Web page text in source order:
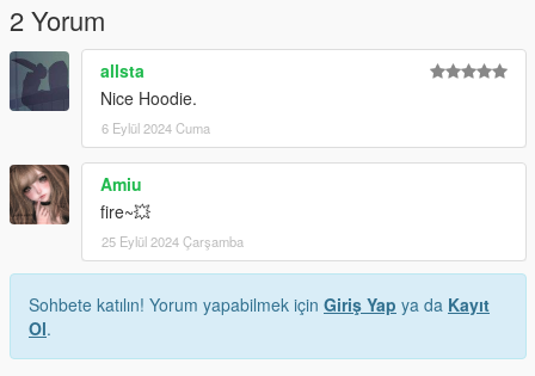
2 Yorum
allsta
Nice Hoodie.
6 Eylül 2024 Cuma
Amiu
fire~💥
25 Eylül 2024 Çarşamba
Sohbete katılın! Yorum yapabilmek için Giriş Yap ya da Kayıt
Ol.